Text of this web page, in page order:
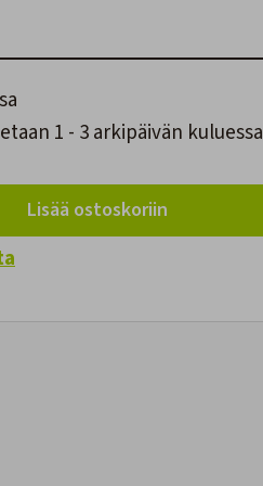
1 - 3 arkipäivän kuluessa
Lisää ostoskoriin